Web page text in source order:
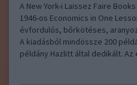
A New York-i Laissez Faire
1946-os Economics in One
évfordulós, bőrkötéses,
A kiadásból mindössze 200
példány Hazlitt által dedikált.